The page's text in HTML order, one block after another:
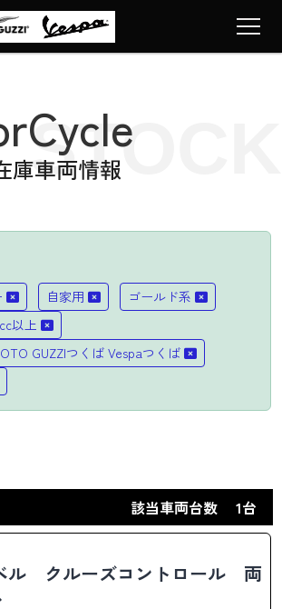
Motorcycle
車両販売
News
Company
Contact
お問い合わせ
庫車両情報
STOCK
LIST
自家用
ゴールド系
以上
GUZZIつくば Vespaつくば
該当車両台数 1台
ル クルーズコントロール 両